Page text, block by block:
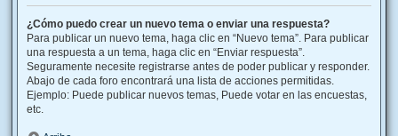
¿Cómo puedo crear un nuevo tema o enviar una respuesta?
Para publicar un nuevo tema, haga clic en “Nuevo tema”. Para publicar
una respuesta a un tema, haga clic en “Enviar respuesta”.
Seguramente necesite registrarse antes de poder publicar y responder.
Abajo de cada foro encontrará una lista de acciones permitidas.
Ejemplo: Puede publicar nuevos temas, Puede votar en las encuestas,
etc.